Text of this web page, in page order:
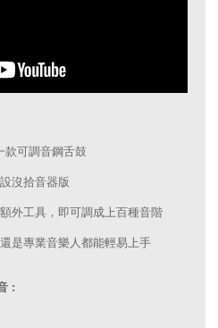
款可調音鋼舌鼓
沒拾音器版
外工具，即可調成上百種音階
是專業音樂人都能輕易上手
: